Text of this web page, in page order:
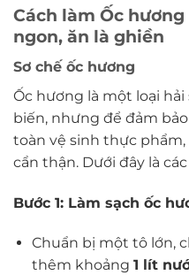
Cách làm Ốc
ngon, ăn là ghiền
Sơ chế ốc hương
Ốc hương là một loại
biến, nhưng để đảm
toàn vệ sinh thực
cẩn thận. Dưới đây là
Bước 1: Làm sạch ốc
Chuẩn bị một tô lớn,
thêm khoảng 1 lít